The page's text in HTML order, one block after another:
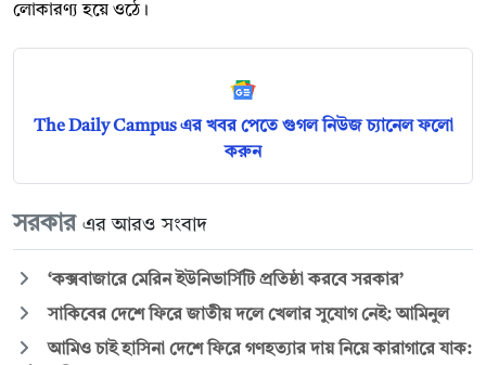
লোকারণ্য হয়ে ওঠে।
The Daily Campus এর খবর পেতে গুগল নিউজ চ্যানেল ফলো
করুন
সরকার এর আরও সংবাদ
‘কক্সবাজারে মেরিন ইউনিভার্সিটি প্রতিষ্ঠা করবে সরকার’
সাকিবের দেশে ফিরে জাতীয় দলে খেলার সুযোগ নেই: আমিনুল
আমিও চাই হাসিনা দেশে ফিরে গণহত্যার দায় নিয়ে কারাগারে যাক: